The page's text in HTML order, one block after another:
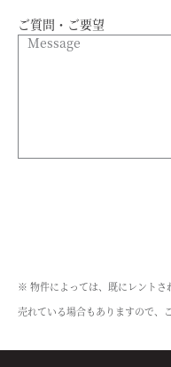
ご質問・ご要望
※ 物件によっては、既にレントさ
売れている場合もありますので、